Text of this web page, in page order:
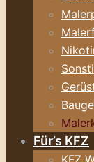
Für’s KFZ
KFZ